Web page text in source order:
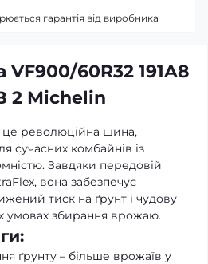
60R32 191A8
2 Michelin
це революційна шина,
сучасних комбайнів із
Завдяки передовій
вона забезпечує
тиск на ґрунт і чудову
умовах збирання врожаю.
ґрунту – більше врожаїв у
гарантія від виробника